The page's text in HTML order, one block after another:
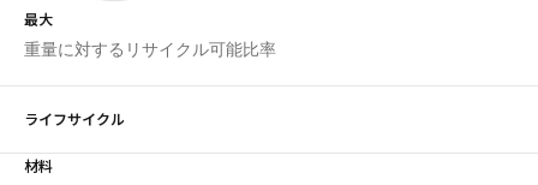
最大
重量に対するリサイクル可能比率
ライフサイクル
材料